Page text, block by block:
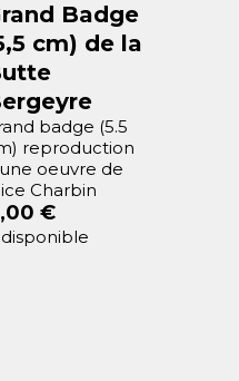
Badge
cm) de la
badge (5.5
reproduction
oeuvre de
Charbin
€